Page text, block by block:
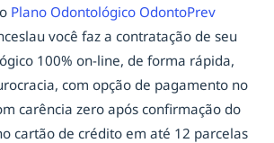
Plano Odontológico OdontoPrev
você faz a contratação de seu
100% on-line, de forma rápida,
com opção de pagamento no
carência zero após confirmação do
cartão de crédito em até 12 parcelas